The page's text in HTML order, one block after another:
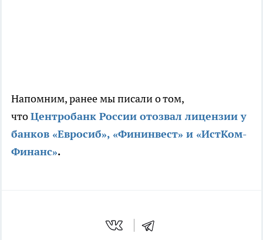
Напомним, ранее мы писали о том,
чтоЦентробанк России отозвал лицензии у
банков «Евросиб», «Фининвест» и «ИстКом-
Финанс».